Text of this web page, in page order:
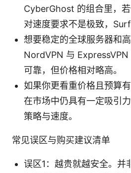
CyberGhost 的组合里，
对速度要求不是极致，
想要稳定的全球服务器和高
NordVPN 与 ExpressVPN
可靠，但价格相对略高。
如果你更看重价格且预算
在市场中仍具有一定吸引
策略与速度。
常见误区与购买建议清单
误区1：越贵就越安全。并